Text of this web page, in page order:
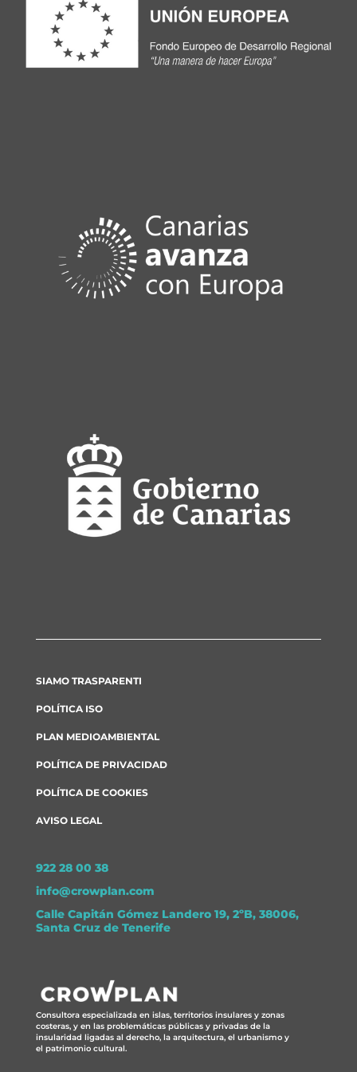
SIAMO TRASPARENTI
POLÍTICA ISO
PLAN MEDIOAMBIENTAL
POLÍTICA DE PRIVACIDAD
POLÍTICA DE COOKIES
AVISO LEGAL
922 28 00 38
info@crowplan.com
Calle Capitán Gómez Landero 19, 2ºB, 38006,
Santa Cruz de Tenerife
Consultora especializada en islas, territorios insulares y zonas
costeras, y en las problemáticas públicas y privadas de la
insularidad ligadas al derecho, la arquitectura, el urbanismo y
el patrimonio cultural.